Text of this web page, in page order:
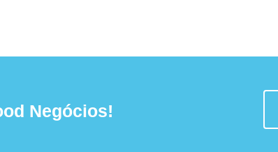
Negócios!